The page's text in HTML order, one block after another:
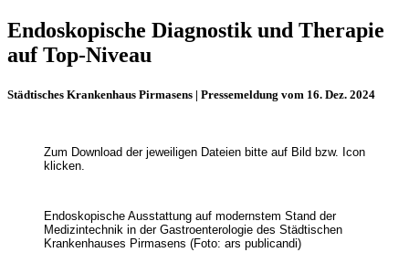
Endoskopische Diagnostik und Therapie
auf Top-Niveau
Städtisches Krankenhaus Pirmasens | Pressemeldung vom 16. Dez. 2024
Zum Download der jeweiligen Dateien bitte auf Bild bzw. Icon
klicken.
Endoskopische Ausstattung auf modernstem Stand der
Medizintechnik in der Gastroenterologie des Städtischen
Krankenhauses Pirmasens (Foto: ars publicandi)